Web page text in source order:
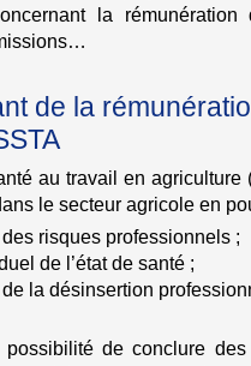
la
de la
au travail en agriculture
le secteur agricole en
risques professionnels ;
de l’état de santé ;
de la désinsertion
de conclure